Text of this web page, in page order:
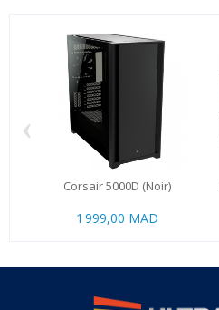
Corsair 5000D (Noir)
1 999,00 MAD
‹